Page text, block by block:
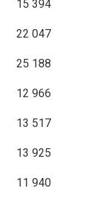
15 394
22 047
25 188
12 966
13 517
13 925
11 940